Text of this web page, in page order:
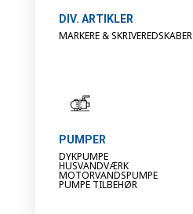
DIV. ARTIKLER
MARKERE & SKRIVEREDSKABER
PUMPER
DYKPUMPE
HUSVANDVÆRK
MOTORVANDSPUMPE
PUMPE TILBEHØR